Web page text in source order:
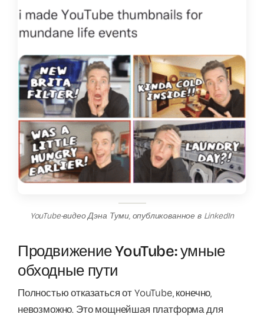
YouTube-видео Дэна Туми, опубликованное в LinkedIn
Продвижение YouTube: умные
обходные пути
Полностью отказаться от YouTube, конечно,
невозможно. Это мощнейшая платформа для